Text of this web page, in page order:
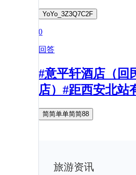
YoYo_3Z3Q7C2F
0
回答
#意平轩酒店（回
店）#距西安北站
简简单单简简88
旅游资讯